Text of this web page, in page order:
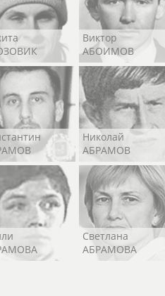
Виктор
АБОИМОВ
Николай
АБРАМОВ
Светлана
АБРАМОВА